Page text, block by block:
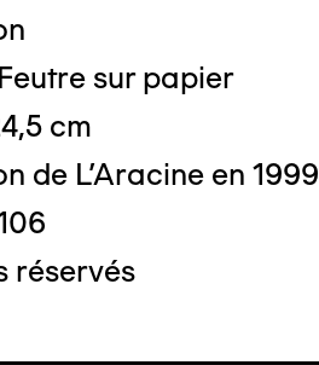
sur papier
cm
de L'Aracine en 1999
réservés